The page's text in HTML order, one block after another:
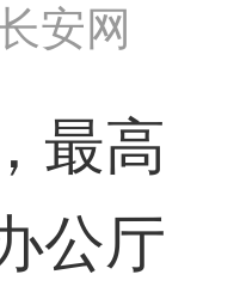
安网
高
公厅